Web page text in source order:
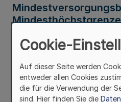
Verwaltungsvorschrift
Cookie-
Auf dieser Seite werden
entweder allen Cookies
die für die Verwendung der
sind. Hier finden Sie die